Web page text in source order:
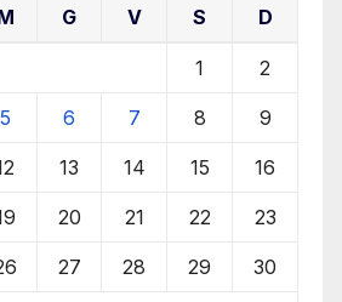
G V S D
1 2
5 6 7 8 9
13 14 15 16
20 21 22 23
27 28 29 30